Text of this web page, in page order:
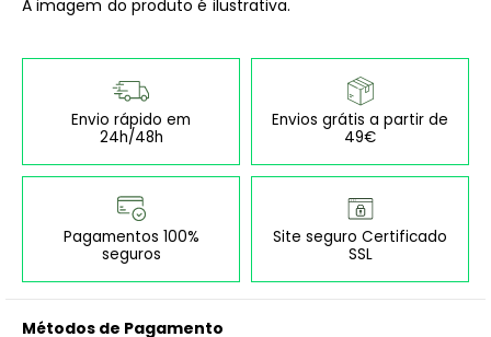
A imagem do produto é ilustrativa.
Envio rápido em
24h/48h
Envios grátis a partir de
49€
Pagamentos 100%
seguros
Site seguro Certificado
SSL
Métodos de Pagamento